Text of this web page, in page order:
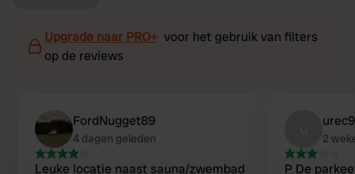
Upgrade naar PRO+ voor het gebruik van filters
op de reviews
FordNugget89
4 dagen geleden
Leuke locatie naast sauna/zwembad
2
P De parkeerplaats is prima, maar de